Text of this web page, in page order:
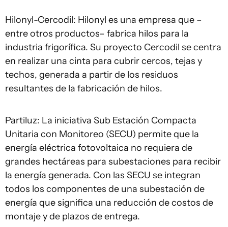
Hilonyl-Cercodil: Hilonyl es una empresa que –
entre otros productos– fabrica hilos para la
industria frigorífica. Su proyecto Cercodil se centra
en realizar una cinta para cubrir cercos, tejas y
techos, generada a partir de los residuos
resultantes de la fabricación de hilos.
Partiluz: La iniciativa Sub Estación Compacta
Unitaria con Monitoreo (SECU) permite que la
energía eléctrica fotovoltaica no requiera de
grandes hectáreas para subestaciones para recibir
la energía generada. Con las SECU se integran
todos los componentes de una subestación de
energía que significa una reducción de costos de
montaje y de plazos de entrega.